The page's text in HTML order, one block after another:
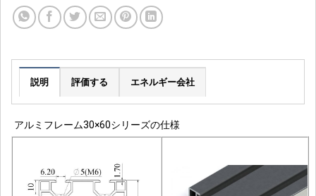
説明 評価する エネルギー会社
アルミフレーム30×60シリーズの仕様